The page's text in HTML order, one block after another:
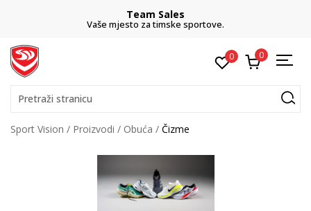
Team Sales
Vaše mjesto za timske sportove.
0 0
Pretraži stranicu
Sport Vision Proizvodi Obuća Čizme